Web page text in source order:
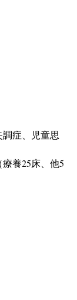
調症、児童思
療養25床、他5